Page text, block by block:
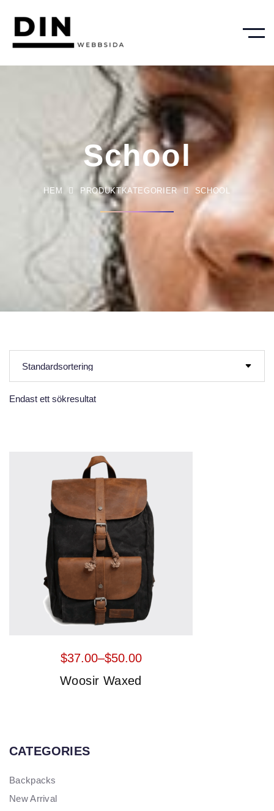
School
HEM PRODUKTKATEGORIER SCHOOL
Endast ett sökresultat
$37.00–$50.00
Woosir Waxed
CATEGORIES
Backpacks
New Arrival